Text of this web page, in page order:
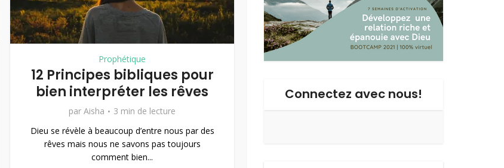
Prophétique
12 Principes bibliques pour
bien interpréter les rêves
par Aisha
3 min de lecture
Dieu se révèle à beaucoup d’entre nous par des
rêves mais nous ne savons pas toujours
comment bien...
Connectez avec nous!